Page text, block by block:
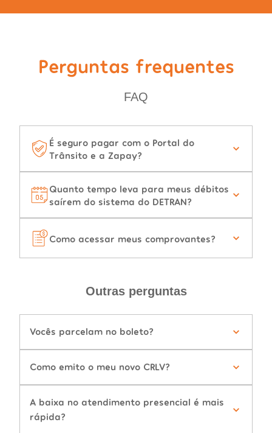
Perguntas frequentes
FAQ
É seguro pagar com o Portal do
Trânsito e a Zapay?
Quanto tempo leva para meus débitos
saírem do sistema do DETRAN?
Como acessar meus comprovantes?
Outras perguntas
Vocês parcelam no boleto?
Como emito o meu novo CRLV?
A baixa no atendimento presencial é mais
rápida?